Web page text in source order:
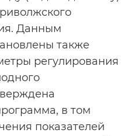
Данным
также
регулирования
в том
показателей